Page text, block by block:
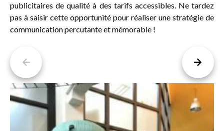
publicitaires de qualité à des tarifs accessibles. Ne tardez
pas à saisir cette opportunité pour réaliser une stratégie de
communication percutante et mémorable !
Previous Next